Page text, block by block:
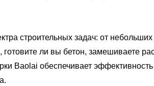
строительных задач: от
ли вы бетон, замешиваете
Baolai обеспечивает эффективность